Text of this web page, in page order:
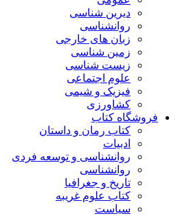
دیرین شناسی
روانشناسی
زبان های خارجی
زمین شناسی
زیست شناسی
علوم اجتماعی
فیزیک و شیمی
کشاورزی
فروشگاه کتاب
کتاب رمان و داستان
ادبیات
روانشناسی و توسعه فردی
روانشناسی
تاریخ و جغرافیا
کتاب علوم غریبه
سیاست